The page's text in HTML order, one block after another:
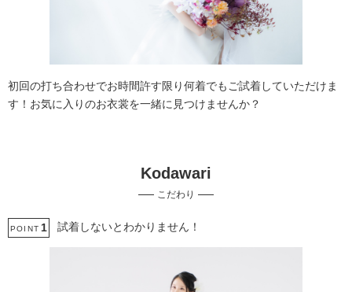
衣装追加無料
持ち込み衣装
人気スポットでの撮影 衣装の試着
マタニティフォト
初回の打ち合わせでお時間許す限り何着でもご試着していただけま
す！お気に入りのお衣裳を一緒に見つけませんか？
Kodawari
こだわり
POINT 1 試着しないとわかりません！